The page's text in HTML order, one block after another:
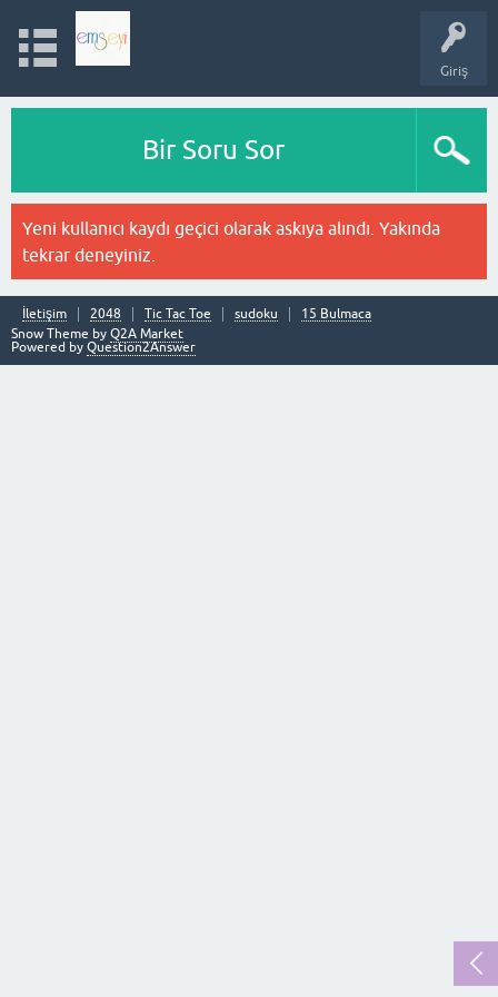
Giriş
Bir Soru Sor
Yeni kullanıcı kaydı geçici olarak askıya alındı. Yakında
tekrar deneyiniz.
İletişim 2048 Tic Tac Toe sudoku
15 Bulmaca
Snow Theme by Q2A Market
Powered by Question2Answer